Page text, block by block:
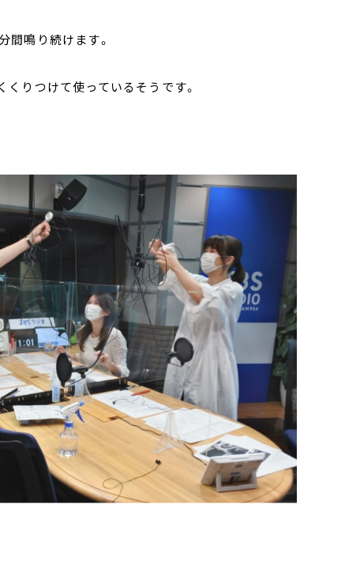
鳴り続けます。
くりつけて使っているそうです。